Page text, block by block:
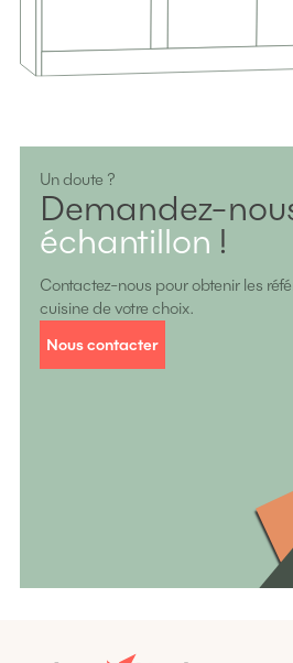
Un doute ?
Demandez-
échantillon !
Contactez-nous pour obtenir les
cuisine de votre choix.
Nous contacter